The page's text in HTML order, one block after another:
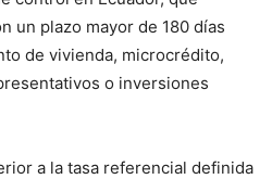
un plazo mayor de 180 días
de vivienda, microcrédito,
o inversiones
a la tasa referencial definida